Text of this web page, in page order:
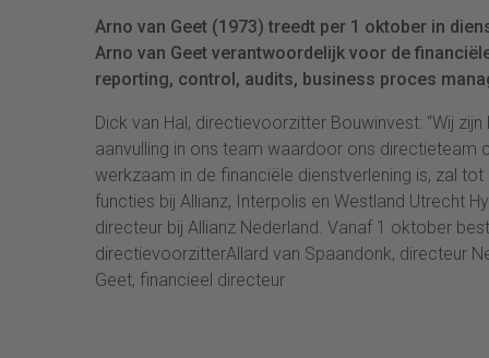
Arno van Geet (1973) treedt per 1 oktober in
Arno van Geet verantwoordelijk voor de
reporting, control, audits, business proces
Dick van Hal, directievoorzitter Bouwinvest: “Wij
aanvulling in ons team waardoor ons directieteam
werkzaam in de financiële dienstverlening is, zal
functies bij Allianz, Interpolis en Westland Utrecht
directeur bij Allianz Nederland. Vanaf 1 oktober
directievoorzitterAllard van Spaandonk, directeur
Geet, financieel directeur